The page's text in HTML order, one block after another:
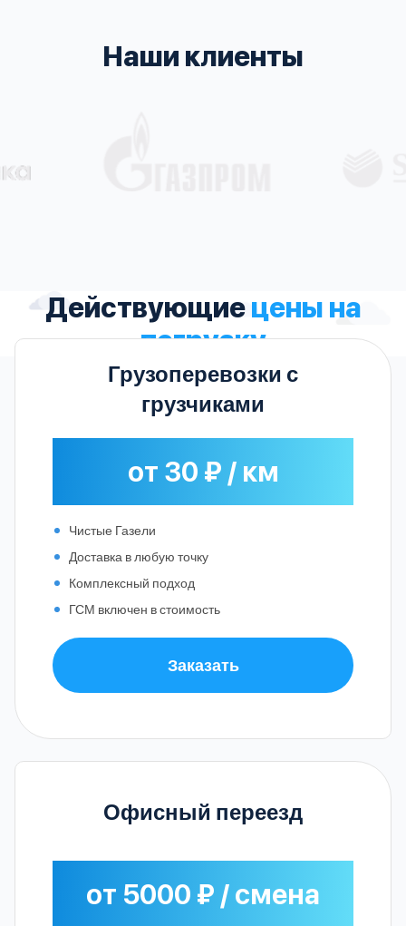
Наши клиенты
Действующиецены на
погрузку
Грузоперевозки с
грузчиками
от 30 ₽ / км
Чистые Газели
Доставка в любую точку
Комплексный подход
ГСМ включен в стоимость
Заказать
Офисный переезд
от 5000 ₽ / смена